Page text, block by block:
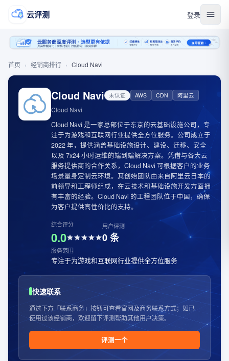
云评测 登录
首页 › 经销商排行 › Cloud Navi
Cloud Navi 未认证 AWS CDN 阿里云
Cloud Navi
Cloud Navi 是一家总部位于东京的云基础设施公司，专
注于为游戏和互联网行业提供全方位服务。公司成立于
2022 年，提供涵盖基础设施设计、建设、迁移、安全
以及 7x24 小时运维的端到端解决方案。凭借与各大云
服务提供商的合作关系，Cloud Navi 可根据客户的业务
场景量身定制云环境。其创始团队由来自阿里云日本的
前领导和工程师组成，在云技术和基础设施开发方面拥
有丰富的经验。Cloud Navi 的工程团队位于中国，确保
为客户提供高性价比的支持。
综合评分
0.0
用户评测
0条
服务范围
专注于为游戏和互联网行业提供全方位服务
快速联系
通过下方「联系商务」按钮可查看官网及商务联系方式；如已
使用过该经销商，欢迎留下评测帮助其他用户决策。
评测一个